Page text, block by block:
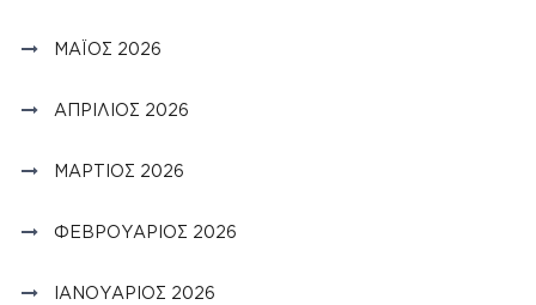
ΜΆΙΟΣ 2026
ΑΠΡΊΛΙΟΣ 2026
ΜΆΡΤΙΟΣ 2026
ΦΕΒΡΟΥΆΡΙΟΣ 2026
ΙΑΝΟΥΆΡΙΟΣ 2026